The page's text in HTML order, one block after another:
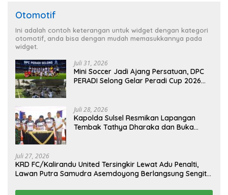
Otomotif
Ini adalah contoh keterangan untuk widget dengan kategori
otomotif, anda bisa dengan mudah memasukkannya pada
widget.
Juli 31, 2026
Mini Soccer Jadi Ajang Persatuan, DPC
PERADI Selong Gelar Peradi Cup 2026
Juli 28, 2026
Kapolda Sulsel Resmikan Lapangan
Tembak Tathya Dharaka dan Buka
Juli 27, 2026
KRD FC/Kalirandu United Tersingkir Lewat Adu Penalti,
Lawan Putra Samudra Asemdoyong Berlangsung Sengit